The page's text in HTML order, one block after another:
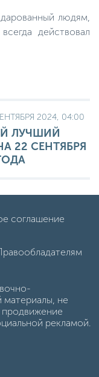
людям,
действовал
2024, 04:00
ЛУЧШИЙ
22 СЕНТЯБРЯ
соглашение
материалы, не
рекламой.